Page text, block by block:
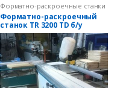
Форматно-раскроечные станки
Форматно-раскроечный
станок TR 3200 TD б/у